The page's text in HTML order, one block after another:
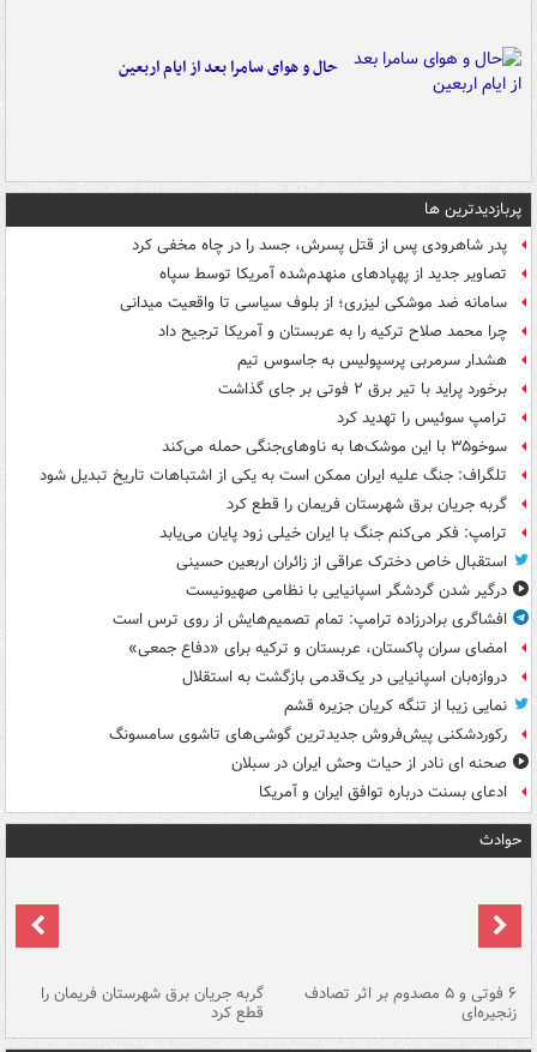
حال و هوای سامرا بعد از ایام اربعین
پربازدیدترین ها
پدر شاهرودی پس از قتل پسرش، جسد را در چاه مخفی کرد
تصاویر جدید از پهپادهای منهدم‌شده آمریکا توسط سپاه
سامانه ضد موشکی لیزری؛ از بلوف سیاسی تا واقعیت میدانی
چرا محمد صلاح ترکیه را به عربستان و آمریکا ترجیح داد
هشدار سرمربی پرسپولیس به جاسوس تیم
برخورد پراید با تیر برق ۲ فوتی بر جای گذاشت
ترامپ سوئیس را تهدید کرد
سوخو۳۵ با این موشک‌ها به ناوهای‌جنگی حمله می‌کند
تلگراف: جنگ علیه ایران ممکن است به یکی از اشتباهات تاریخ تبدیل شود
گربه جریان برق شهرستان فریمان را قطع کرد
ترامپ: فکر می‌کنم جنگ با ایران خیلی زود پایان می‌یابد
استقبال خاص دخترک عراقی از زائران اربعین حسینی
درگیر شدن گردشگر اسپانیایی با نظامی صهیونیست
افشاگری برادرزاده ترامپ: تمام تصمیم‌هایش از روی ترس است
امضای سران پاکستان، عربستان و ترکیه برای «دفاع جمعی»
دروازه‌بان اسپانیایی در یک‌قدمی بازگشت به استقلال
نمایی زیبا از تنگه کریان جزیره قشم
رکوردشکنی پیش‌فروش جدیدترین گوشی‌های تاشوی سامسونگ
صحنه ای نادر از حیات وحش ایران در سبلان
ادعای بسنت درباره توافق ایران و آمریکا
حوادث
۶ فوتی و ۵ مصدوم بر اثر تصادف
زنجیره‌ای
گربه جریان برق شهرستان فریمان را
قطع کرد